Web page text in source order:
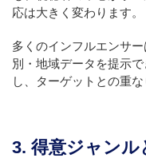
応は大きく変わります。
多くのインフルエンサ
別・地域データを提示
し、ターゲットとの重な
3. 得意ジャンル